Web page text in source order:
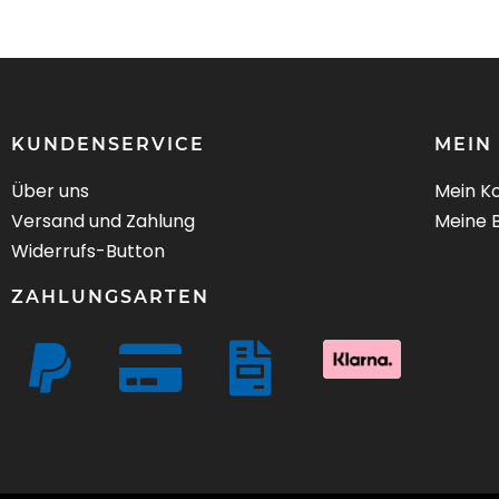
KUNDENSERVICE
Über uns
Versand und Zahlung
Widerrufs-Button
ZAHLUNGSARTEN
MEIN
Mein
Meine